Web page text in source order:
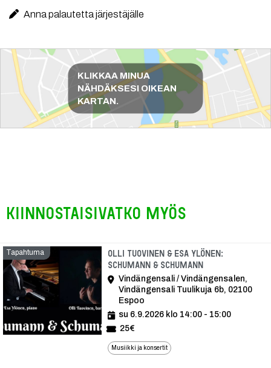
Anna palautetta järjestäjälle
Reittiohjeet
KLIKKAA MINUA
NÄHDÄKSESI OIKEAN
KARTAN.
Kiinnostaisivatko myös
Tapahtuma
Olli Tuovinen & Esa Ylönen:
Schumann & Schumann
Vindängensali / Vindängensalen,
Vindängensali Tuulikuja 6b, 02100
Espoo
su 6.9.2026 klo 14:00 - 15:00
25€
Musiikki ja konsertit